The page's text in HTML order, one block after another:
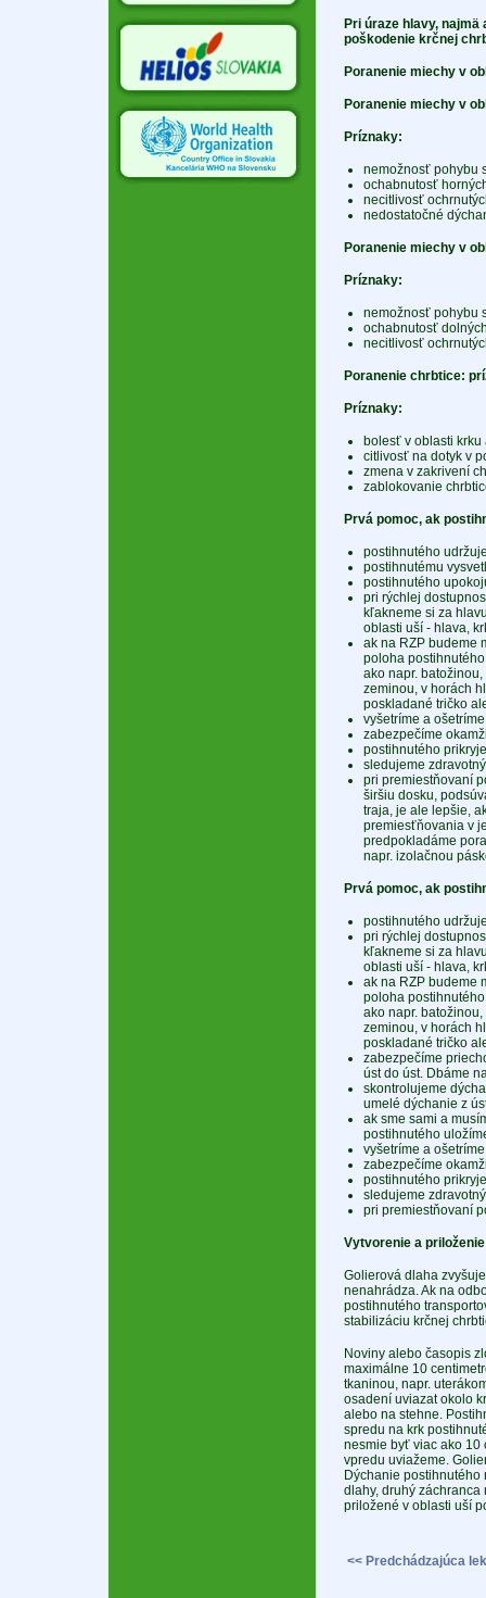
Pri úraze hlavy,
poškodenie krčnej
Poranenie miechy v
Poranenie miechy v
Príznaky:
nemožnosť pohybu
ochabnutosť
necitlivosť
nedostatočné
Poranenie miechy v
Príznaky:
nemožnosť pohybu
ochabnutosť
necitlivosť
Poranenie chrbtice:
Príznaky:
bolesť v oblasti krku
citlivosť na dotyk v
zmena v zakrivení
zablokovanie
Prvá pomoc, ak
postihnutého
postihnutému
postihnutého
pri rýchlej
kľakneme si za
oblasti uší - hlava,
ak na RZP budeme
poloha
ako napr.
zeminou, v horách
poskladané tričko
vyšetríme a
zabezpečíme
postihnutého
sledujeme
pri premiestňovaní
širšiu dosku,
traja, je ale lepšie,
premiesťňovania v
predpokladáme
napr. izolačnou
Prvá pomoc, ak
postihnutého
pri rýchlej
kľakneme si za
oblasti uší - hlava,
ak na RZP budeme
poloha
ako napr.
zeminou, v horách
poskladané tričko
zabezpečíme
úst do úst. Dbáme
skontrolujeme
umelé dýchanie z
ak sme sami a
postihnutého
vyšetríme a
zabezpečíme
postihnutého
sledujeme
pri premiestňovaní
Vytvorenie a
Golierová dlaha
nenahrádza. Ak na
postihnutého
stabilizáciu krčnej
Noviny alebo časopis
maximálne 10
tkaninou, napr.
osadení uviazat okolo
alebo na stehne.
spredu na krk
nesmie byť viac ako 10
vpredu uviažeme.
Dýchanie
dlahy, druhý
priložené v oblasti uší
<< Predchádzajúca